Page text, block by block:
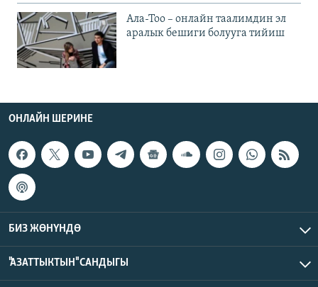
Ала-Тоо – онлайн таалимдин эл
аралык бешиги болууга тийиш
ОНЛАЙН ШЕРИНЕ
БИЗ ЖӨНҮНДӨ
"АЗАТТЫКТЫН" САНДЫГЫ